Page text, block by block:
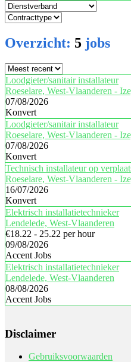
Overzicht: 5 jobs
Loodgieter/sanitair installateur
Roeselare, West-Vlaanderen -
07/08/2026
Konvert
Loodgieter/sanitair installateur
Roeselare, West-Vlaanderen -
07/08/2026
Konvert
Technisch installateur op
Roeselare, West-Vlaanderen -
16/07/2026
Konvert
Elektrisch installatietechnieker
Lendelede, West-Vlaanderen
€18.22 - 25.22 per hour
09/08/2026
Accent Jobs
Elektrisch installatietechnieker
Lendelede, West-Vlaanderen
08/08/2026
Accent Jobs
Disclaimer
Gebruiksvoorwaarden